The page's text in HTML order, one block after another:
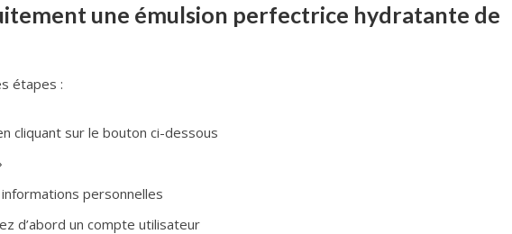
une émulsion perfectrice hydratante de
étapes :
cliquant sur le bouton ci-dessous
personnelles
d’abord un compte utilisateur